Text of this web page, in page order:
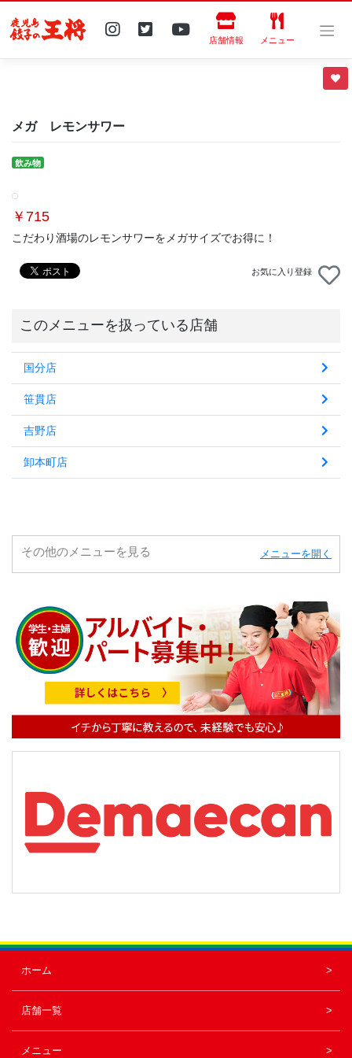
content
店舗情報 メニュー
メガ レモンサワー
飲み物
￥715
こだわり酒場のレモンサワーをメガサイズでお得に！
お気に入り登録
このメニューを扱っている店舗
国分店
笹貫店
吉野店
卸本町店
その他のメニューを見る メニューを開く
ホーム
店舗一覧
メニュー